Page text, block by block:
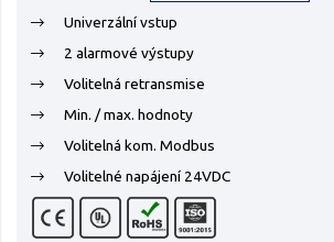
Univerzální vstup
2 alarmové výstupy
Volitelná retransmise
Min. / max. hodnoty
Volitelná kom. Modbus
Volitelné napájení 24VDC